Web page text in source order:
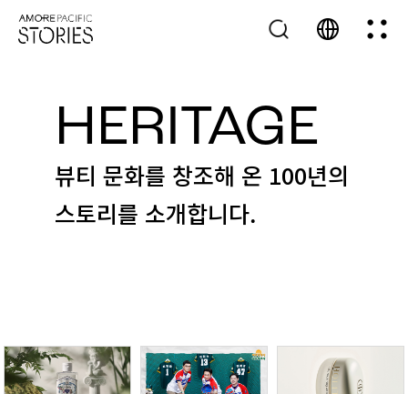
HERITAGE
뷰티 문화를 창조해 온 100년의
스토리를 소개합니다.